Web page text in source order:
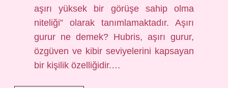
aşırı yüksek bir görüşe sahip olma
niteliği” olarak tanımlamaktadır. Aşırı
gurur ne demek? Hubris, aşırı gurur,
özgüven ve kibir seviyelerini kapsayan
bir kişilik özelliğidir.…